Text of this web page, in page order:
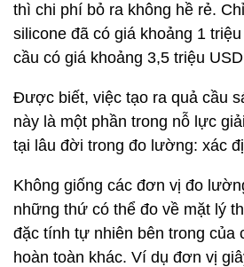
thì chi phí bỏ ra không hề rẻ.
silicone đã có giá khoảng 1
cầu có giá khoảng 3,5 triệu
Được biết, việc tạo ra quả cầu
này là một phần trong nỗ lực
tại lâu đời trong đo lường: xác
Không giống các đơn vị đo
những thứ có thể đo về mặt lý
đặc tính tự nhiên bên trong của
hoàn toàn khác. Ví dụ đơn vị